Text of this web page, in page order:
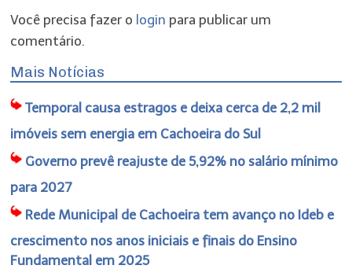
Você precisa fazer o login para publicar um
comentário.
Mais Notícias
Temporal causa estragos e deixa cerca de 2,2 mil
imóveis sem energia em Cachoeira do Sul
Governo prevê reajuste de 5,92% no salário mínimo
para 2027
Rede Municipal de Cachoeira tem avanço no Ideb e
crescimento nos anos iniciais e finais do Ensino
Fundamental em 2025